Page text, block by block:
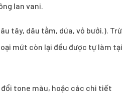
lan vani.
tây, dâu tằm, dứa, vỏ bưởi.). Trừ
mứt còn lại đều được tự làm tại
tone màu, hoặc các chi tiết